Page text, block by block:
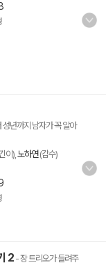
년까지 남자가 꼭 알아
이), 노하연(감수)
2 - 장 트리오가 들려주